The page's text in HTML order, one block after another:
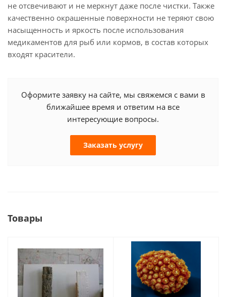
не отсвечивают и не меркнут даже после чистки. Также
качественно окрашенные поверхности не теряют свою
насыщенность и яркость после использования
медикаментов для рыб или кормов, в состав которых
входят красители.
Оформите заявку на сайте, мы свяжемся с вами в
ближайшее время и ответим на все
интересующие вопросы.
Заказать услугу
Товары